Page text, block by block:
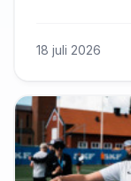
18 juli 2026